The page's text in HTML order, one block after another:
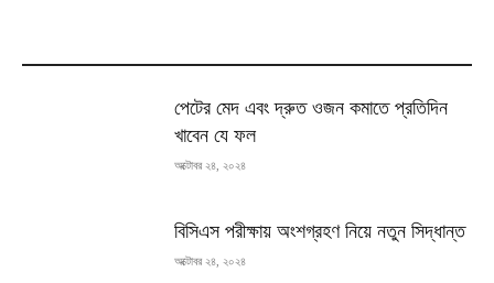
পেটের মেদ এবং দ্রুত ওজন কমাতে প্রতিদিন
খাবেন যে ফল
অক্টোবর ২৪, ২০২৪
বিসিএস পরীক্ষায় অংশগ্রহণ নিয়ে নতুন সিদ্ধান্ত
অক্টোবর ২৪, ২০২৪